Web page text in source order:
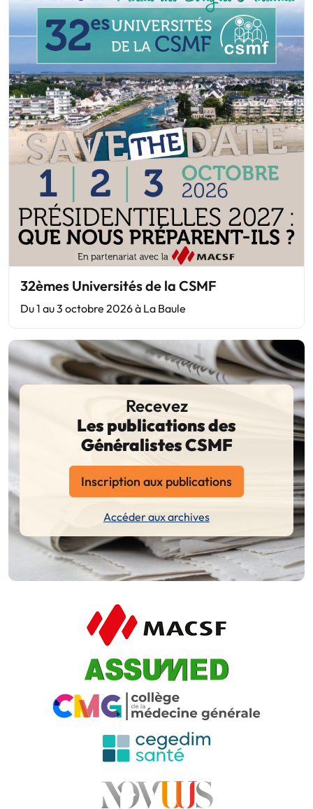
32èmes Universités de la CSMF
Du 1 au 3 octobre 2026 à La Baule
Recevez
Les publications des
Généralistes CSMF
Inscription aux publications
Accéder aux archives